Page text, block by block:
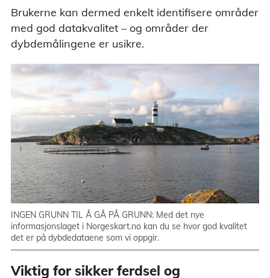
Brukerne kan dermed enkelt identifisere områder
med god datakvalitet – og områder der
dybdemålingene er usikre.
INGEN GRUNN TIL Å GÅ PÅ GRUNN: Med det nye
informasjonslaget i Norgeskart.no kan du se hvor god kvalitet
det er på dybdedataene som vi oppgir.
Viktig for sikker ferdsel og